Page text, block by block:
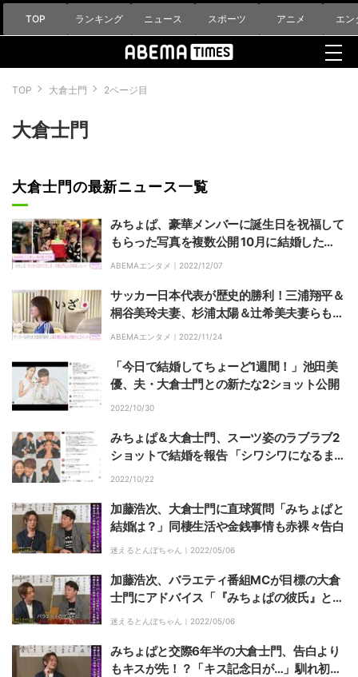
TOP ランキング ニュース スポーツ アニメ エン
TOP 大倉士門 2ページ目
大倉士門
大倉士門の最新ニュース一覧
みちょぱ、豪華メンバーに誕生日を祝福して
もらった写真を複数公開 10月に結婚した
夫・大倉士門との仲良し2ショットも
ABEMAエンタメ｜ 2022/12/07
サッカー日本代表が歴史的勝利！三浦翔平＆
桐谷美玲夫妻、杉浦太陽＆辻希美夫妻らも歓
喜の投稿
ABEMAエンタメ｜ 2022/11/24
「今日で結婚してちょーど1週間！」池田美
優、夫・大倉士門との新たな2ショット公開
2022/10/30
みちょぱ＆大倉士門、スーツ姿のラブラブ2
ショットで結婚を報告 「シワシワになるまで
たくさん笑い合える幸せな家庭を」
2022/10/22
加藤浩次、大倉士門に直球質問「みちょぱと
結婚は？」同棲生活や金銭事情も赤裸々告白
迷えるとんぼちゃん｜ 2022/05/06
加藤浩次、バラエティ番組MCが目標の大倉
士門にアドバイス「『みちょぱの彼氏』とし
て出よう」「過去の自分を一回捨てる」
迷えるとんぼちゃん｜ 2022/05/06
みちょぱと交際6年半の大倉士門、告白より
もキスが先！？「キス記念日が…」馴れ初め